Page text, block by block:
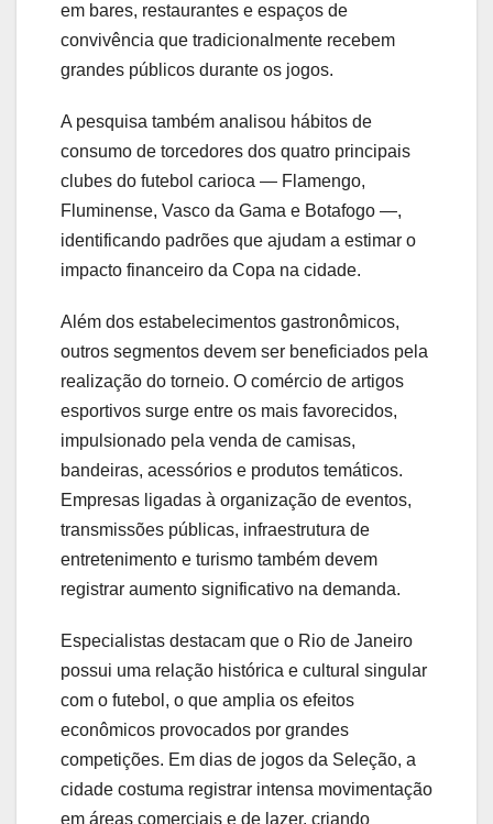
em bares, restaurantes e espaços de
convivência que tradicionalmente recebem
grandes públicos durante os jogos.
A pesquisa também analisou hábitos de
consumo de torcedores dos quatro principais
clubes do futebol carioca — Flamengo,
Fluminense, Vasco da Gama e Botafogo —,
identificando padrões que ajudam a estimar o
impacto financeiro da Copa na cidade.
Além dos estabelecimentos gastronômicos,
outros segmentos devem ser beneficiados pela
realização do torneio. O comércio de artigos
esportivos surge entre os mais favorecidos,
impulsionado pela venda de camisas,
bandeiras, acessórios e produtos temáticos.
Empresas ligadas à organização de eventos,
transmissões públicas, infraestrutura de
entretenimento e turismo também devem
registrar aumento significativo na demanda.
Especialistas destacam que o Rio de Janeiro
possui uma relação histórica e cultural singular
com o futebol, o que amplia os efeitos
econômicos provocados por grandes
competições. Em dias de jogos da Seleção, a
cidade costuma registrar intensa movimentação
em áreas comerciais e de lazer, criando